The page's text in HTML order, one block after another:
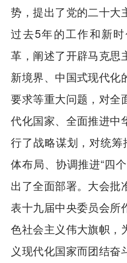
势，提出了党的二十大
过去5年的工作和新
革，阐述了开辟马克思
新境界、中国式现代化
要求等重大问题，对全
代化国家、全面推进中
行了战略谋划，对统筹
体布局、协调推进“四
出了全面部署。大会批
表十九届中央委员会所
色社会主义伟大旗帜，
义现代化国家而团结奋